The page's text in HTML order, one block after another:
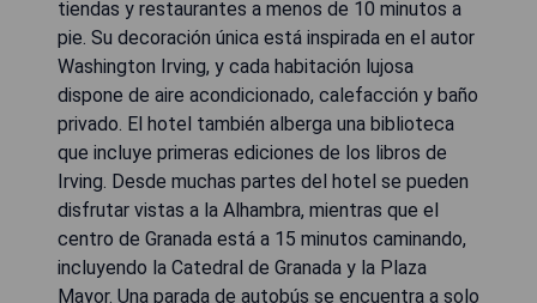
tiendas y restaurantes a menos de 10 minutos a
pie. Su decoración única está inspirada en el autor
Washington Irving, y cada habitación lujosa
dispone de aire acondicionado, calefacción y baño
privado. El hotel también alberga una biblioteca
que incluye primeras ediciones de los libros de
Irving. Desde muchas partes del hotel se pueden
disfrutar vistas a la Alhambra, mientras que el
centro de Granada está a 15 minutos caminando,
incluyendo la Catedral de Granada y la Plaza
Mayor. Una parada de autobús se encuentra a solo